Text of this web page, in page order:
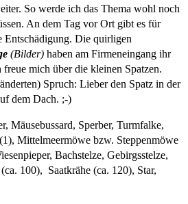
So werde ich das Thema wohl noch
An dem Tag vor Ort gibt es für
Entschädigung. Die quirligen
(Bilder) haben am Firmeneingang ihr
mich über die kleinen Spatzen.
Spruch: Lieber den Spatz in der
dem Dach. ;-)
Mäusebussard, Sperber, Turmfalke,
Mittelmeermöwe bzw. Steppenmöwe
Bachstelze, Gebirgsstelze,
100), Saatkrähe (ca. 120), Star,